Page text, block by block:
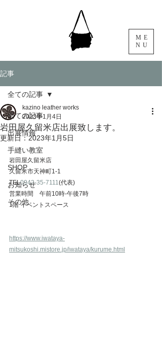
ME
NU
記事
全ての記事
出展情報
手縫い教室
SHOP
お知らせ
その他
全ての記事
岩田屋久留米店出展致します。
kazino leather works
2023年1月4日
更新日：2023年1月5日
岩田屋久留米店
久留米市天神町1-1
TEL0942-35-7111(代表)
営業時間　午前10時-午後7時
​1階 イベントスペース
https://www.iwataya-
mitsukoshi.mistore.jp/iwataya/kurume.html